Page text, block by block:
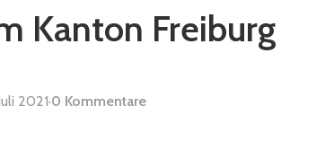
Kanton Freiburg
2021·0 Kommentare